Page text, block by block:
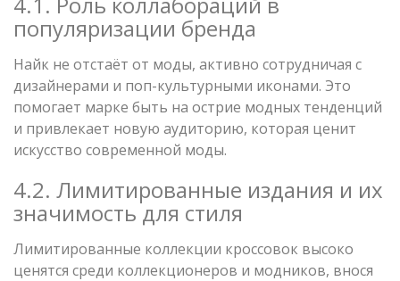
популяризации бренда
Найк не отстаёт от моды, активно сотрудничая с
дизайнерами и поп-культурными иконами. Это
помогает марке быть на острие модных тенденций
и привлекает новую аудиторию, которая ценит
искусство современной моды.
4.2. Лимитированные издания и их
значимость для стиля
Лимитированные коллекции кроссовок высоко
ценятся среди коллекционеров и модников, внося